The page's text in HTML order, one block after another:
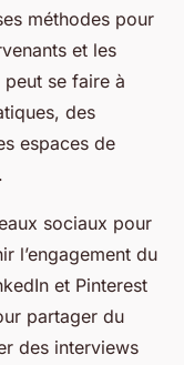
méthodes pour
et les
se faire à
des
espaces de
sociaux pour
l’engagement du
et Pinterest
partager du
des interviews